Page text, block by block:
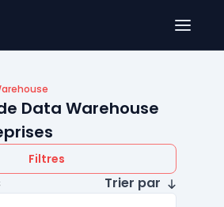
Data Warehouse
Filtres
Trier par